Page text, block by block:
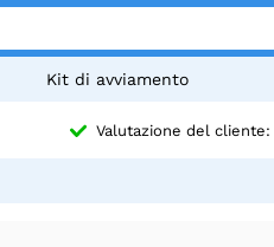
Kit di avviamento
Valutazione del cliente: